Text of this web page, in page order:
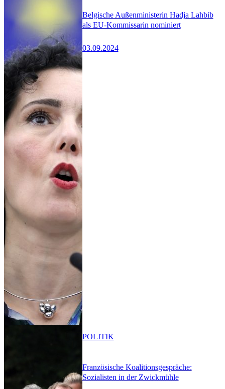
Belgische Außenministerin Hadja Lahbib
als EU-Kommissarin nominiert
03.09.2024
Französische Koalitionsgespräche:
Sozialisten in der Zwickmühle
POLITIK